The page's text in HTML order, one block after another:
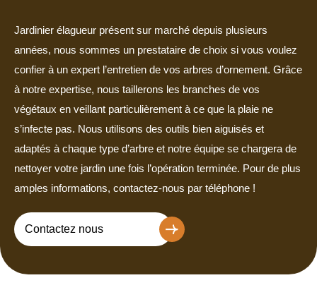
Jardinier élagueur présent sur marché depuis plusieurs
années, nous sommes un prestataire de choix si vous voulez
confier à un expert l’entretien de vos arbres d’ornement. Grâce
à notre expertise, nous taillerons les branches de vos
végétaux en veillant particulièrement à ce que la plaie ne
s’infecte pas. Nous utilisons des outils bien aiguisés et
adaptés à chaque type d’arbre et notre équipe se chargera de
nettoyer votre jardin une fois l’opération terminée. Pour de plus
amples informations, contactez-nous par téléphone !
Contactez nous